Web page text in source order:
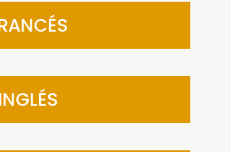
INGLÉS